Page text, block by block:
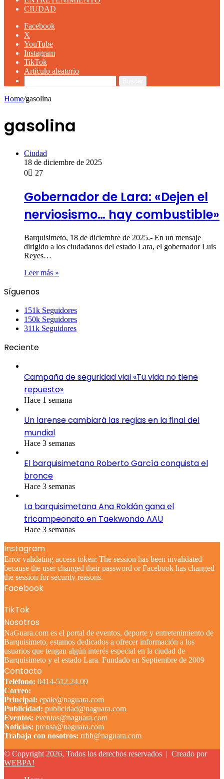
CIUDAD
Facebook
X
YouTube
Instagram
TikTok
Artículo aleatorio
Home/gasolina
gasolina
Ciudad
18 de diciembre de 2025
0
27
Gobernador de Lara: «Dejen el
nerviosismo… hay combustible»
Barquisimeto, 18 de diciembre de 2025.- En un mensaje
dirigido a los ciudadanos del estado Lara, el gobernador Luis
Reyes…
Leer más »
Síguenos
151k Seguidores
150k Seguidores
311k Seguidores
Reciente
Campaña de seguridad vial «Tu vida no tiene
repuesto»
Hace 1 semana
Un larense cambiará las reglas en la final del
mundial
Hace 3 semanas
El barquisimetano Roberto García conquista el
bronce
Hace 3 semanas
La barquisimetana Ana Roldán gana el
tricampeonato en Taekwondo AAU
Hace 3 semanas
Instagram
Error validating access token: The session has been invalidated
because the user changed their password or Facebook has changed
the session for security reasons.
Facebook
TikTok
Nosotros
NaGuara.com es el portal de eventos, deporte y entretenimiento de
Barquisimeto, estamos dedicados a ofrecer información a los
usuarios que tengan algún interés especial en la ciudad de
Barquisimeto y el estado Lara. Fundado en Septiembre de 2009
Contacto
Teléfono: 0414-512.24.09
Correo:
Principal: epale@naguara.com
Publicidad: publicidad@naguara.com
Eventos: eventos@naguara.com
Noticias: prensa@naguara.com
Trabaja con nosotros: rrhh@naguara.com
© Copyright 2026, Todos los derechos reservados | Creado por
WEBPA!